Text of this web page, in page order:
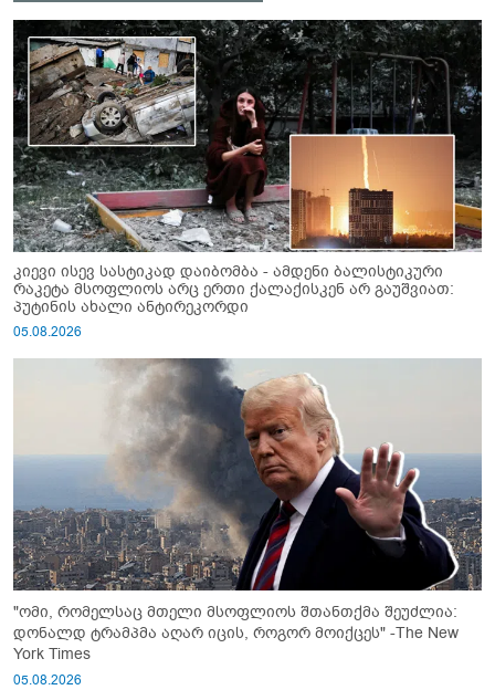
კიევი ისევ სასტიკად დაიბომბა - ამდენი ბალისტიკური
რაკეტა მსოფლიოს არც ერთი ქალაქისკენ არ გაუშვიათ:
პუტინის ახალი ანტირეკორდი
05.08.2026
"ომი, რომელსაც მთელი მსოფლიოს შთანთქმა შეუძლია:
დონალდ ტრამპმა აღარ იცის, როგორ მოიქცეს" -The New
York Times
05.08.2026